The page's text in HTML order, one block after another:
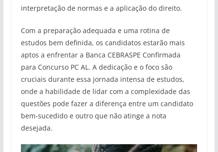
interpretação de normas e a aplicação do direito.
Com a preparação adequada e uma rotina de
estudos bem definida, os candidatos estarão mais
aptos a enfrentar a Banca CEBRASPE Confirmada
para Concurso PC AL. A dedicação e o foco são
cruciais durante essa jornada intensa de estudos,
onde a habilidade de lidar com a complexidade das
questões pode fazer a diferença entre um candidato
bem-sucedido e outro que não atinge a nota
desejada.